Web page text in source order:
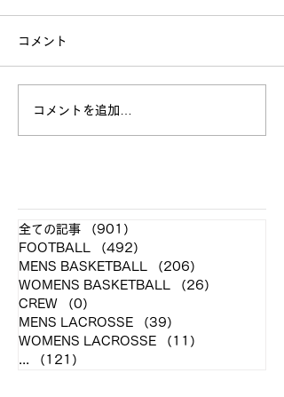
コメント
コメントを追加…
全ての記事 （901）
FOOTBALL
（492）
MENS BASKETBALL
（206）
WOMENS BASKETBALL
（26）
CREW
（0）
MENS LACROSSE
（39）
WOMENS LACROSSE
（11）
...
（121）